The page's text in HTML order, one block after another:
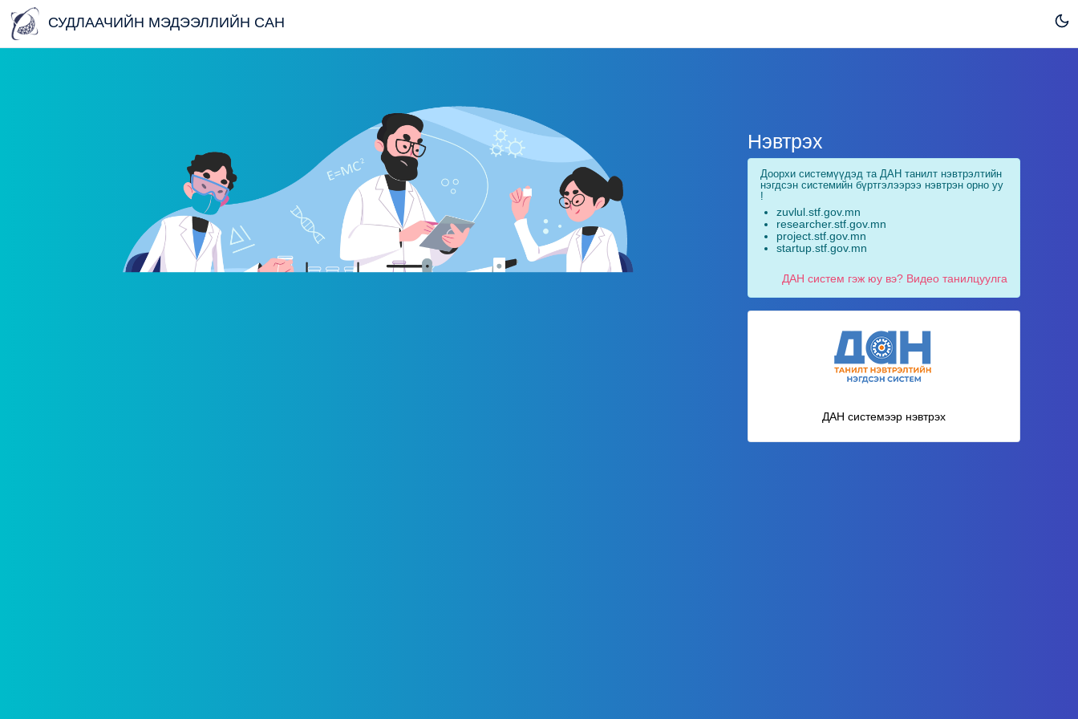
СУДЛААЧИЙН МЭДЭЭЛЛИЙН САН
Нэвтрэх
Доорхи системүүдэд та ДАН танилт нэвтрэлтийн
нэгдсэн системийн бүртгэлээрээ нэвтрэн орно уу
!
zuvlul.stf.gov.mn
researcher.stf.gov.mn
project.stf.gov.mn
startup.stf.gov.mn
ДАН систем гэж юу вэ? Видео танилцуулга
ДАН системээр нэвтрэх